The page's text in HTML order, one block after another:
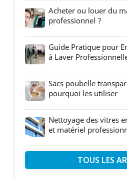
Acheter ou louer du
professionnel ?
Guide Pratique pour
à Laver
Sacs poubelle
pourquoi les utiliser
Nettoyage des vitres
et matériel
TOUS LES